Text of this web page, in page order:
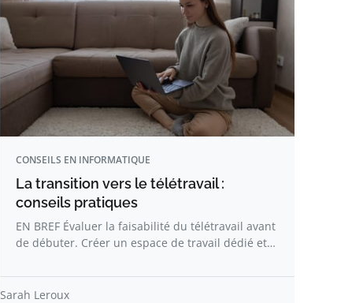
CONSEILS EN INFORMATIQUE
La transition vers le télétravail :
conseils pratiques
EN BREF Évaluer la faisabilité du télétravail avant
de débuter. Créer un espace de travail dédié et…
Sarah Leroux